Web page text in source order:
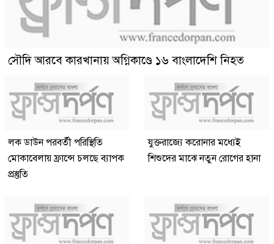
সৌদি আরবে কারখানায় অগ্নিকাণ্ডে ১৬ বাংলাদেশি নিহত
লক ডাউন পরবর্তী পরিস্থিতি
মোকাবেলায় ফ্রান্সে চলছে ব্যাপক
প্রস্তুতি
যুক্তরাজ্যে করোনার মধ্যেই
শিশুদের মাঝে নতুন রোগের হানা